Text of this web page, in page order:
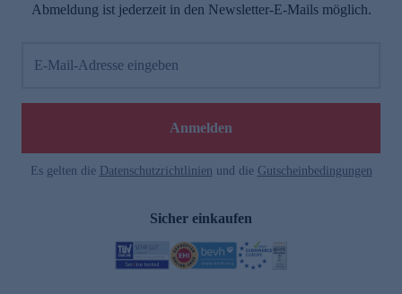
Abmeldung ist jederzeit in den Newsletter-E-Mails möglich.
E-Mail-Adresse eingeben
Anmelden
Es gelten die Datenschutzrichtlinien und die Gutscheinbedingungen
Sicher einkaufen